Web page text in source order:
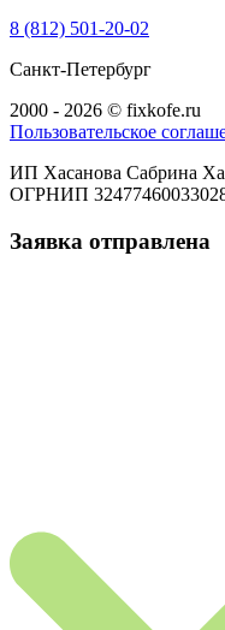
8 (812) 501-20-02
Санкт-Петербург
2000 - 2026 © fixkofe.ru
Пользовательское
ИП Хасанова Сабрина
ОГРНИП
Заявка отправлена